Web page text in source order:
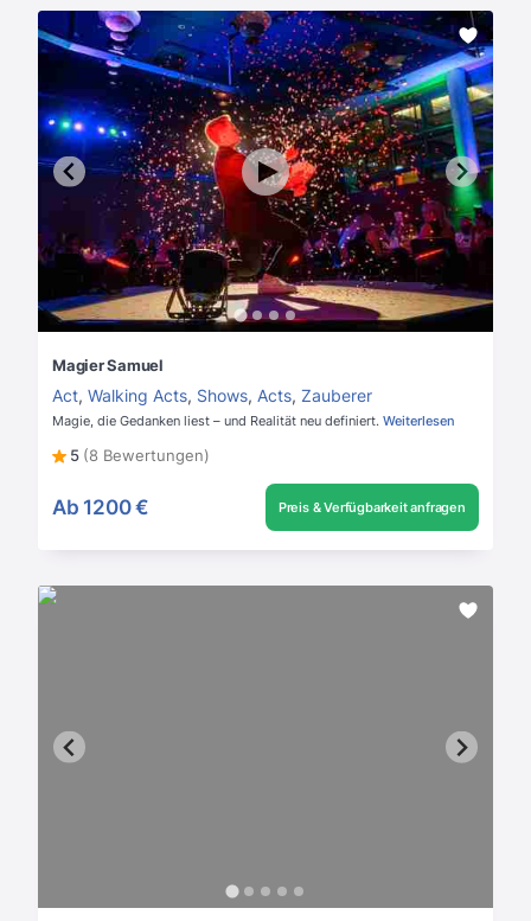
Magier Samuel
Act, Walking Acts, Shows, Acts, Zauberer
Magie, die Gedanken liest – und Realität neu definiert. Weiterlesen
5 (8 Bewertungen)
Ab 1200 € Preis & Verfügbarkeit anfragen